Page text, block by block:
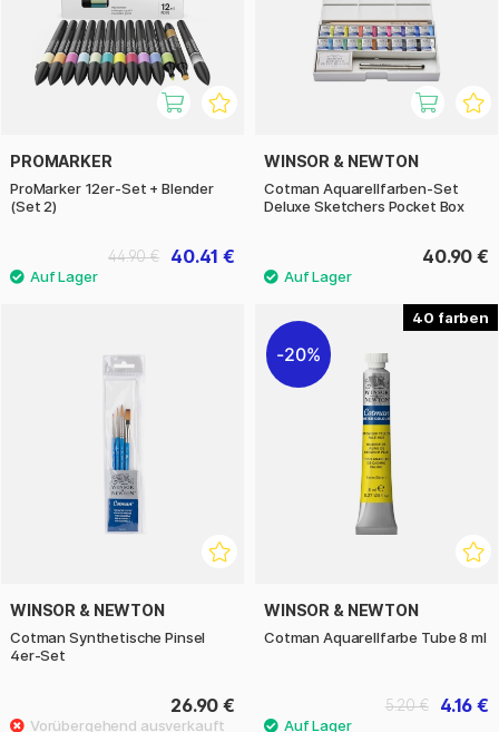
PROMARKER
ProMarker 12er-Set + Blender
(Set 2)
40.41 €
44.90 €
WINSOR & NEWTON
Cotman Aquarellfarben-Set
Deluxe Sketchers Pocket Box
40.90 €
WINSOR & NEWTON
Cotman Synthetische Pinsel
4er-Set
26.90 €
40
20%
WINSOR & NEWTON
Cotman Aquarellfarbe Tube 8 ml
4.16 €
5.20 €